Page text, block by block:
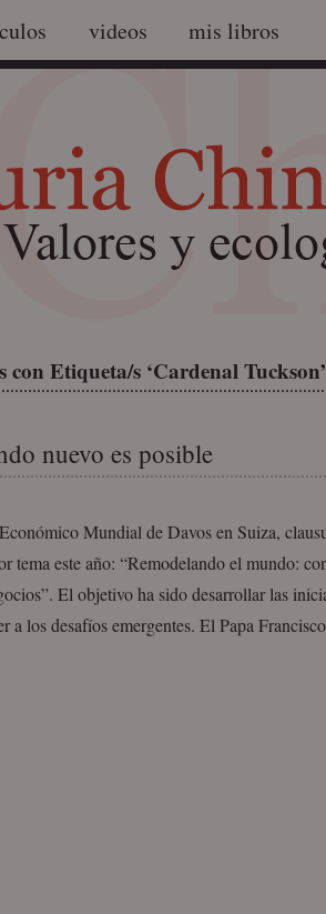
videos mis libros
con Etiqueta/s ‘Cardenal Tuckson’
nuevo es posible
Mundial de Davos en Suiza,
tema este año: “Remodelando el mundo:
El objetivo ha sido desarrollar las
a los desafíos emergentes. El Papa